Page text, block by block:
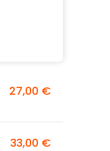
27,00 €
33,00 €